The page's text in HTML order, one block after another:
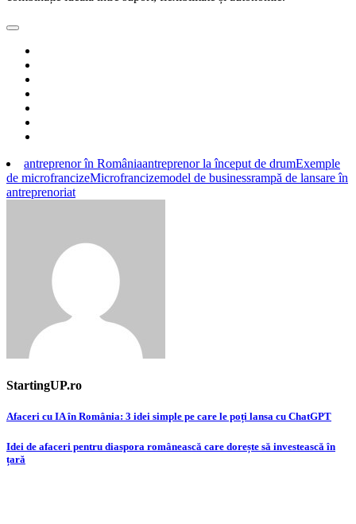
antreprenor în Româniaantreprenor la început de drumExemple
de microfrancizeMicrofrancizemodel de businessrampă de lansare în
antreprenoriat
StartingUP.ro
Post
navigation
Afaceri cu IA în România: 3 idei simple pe care le poți lansa cu ChatGPT
Idei de afaceri pentru diaspora românească care dorește să investească în
țară